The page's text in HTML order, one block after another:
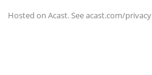
Hosted on Acast. Seeacast.com/privacy